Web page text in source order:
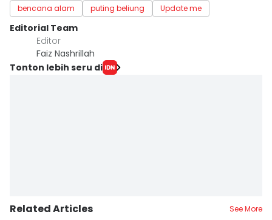
bencana alam puting beliung Update me
Editorial Team
Editor
Faiz Nashrillah
Tonton lebih seru di
Related Articles See More